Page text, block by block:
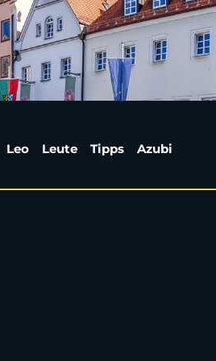
kostenlos |
Leo Leute Tipps Azubi